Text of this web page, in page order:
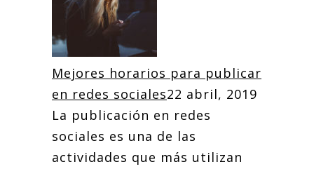
Mejores horarios para publicar
en redes sociales22 abril, 2019
La publicación en redes
sociales es una de las
actividades que más utilizan